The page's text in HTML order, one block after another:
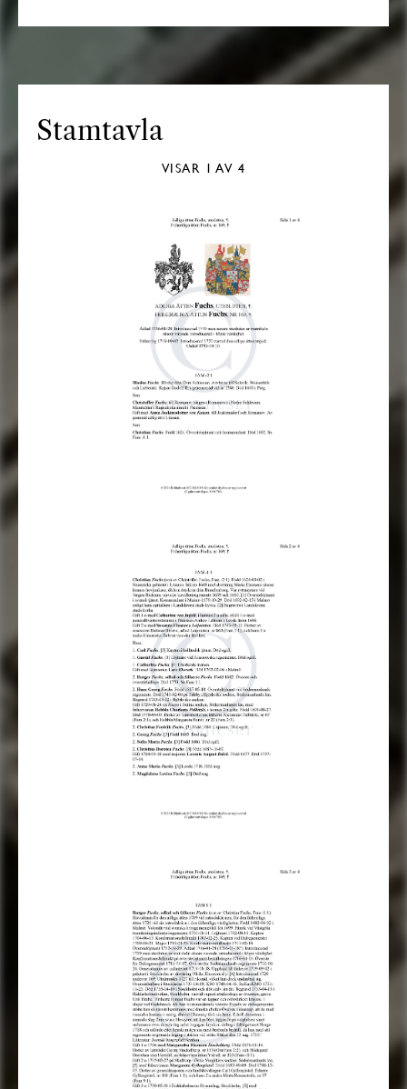
Stamtavla
VISAR 1 AV 4